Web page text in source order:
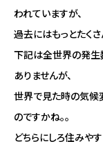
われていますが、
過去にはもっとたく
下記は全世界の発生
ありませんが、
世界で見た時の気候
のですかね。。
どちらにしろ住みや